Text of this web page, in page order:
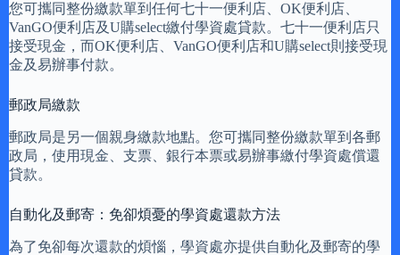
您可攜同整份繳款單到任何七十一便利店、OK便利店、
VanGO便利店及U購select繳付學資處貸款。七十一便利店只
接受現金，而OK便利店、VanGO便利店和U購select則接受現
金及易辦事付款。
郵政局繳款
郵政局是另一個親身繳款地點。您可攜同整份繳款單到各郵
政局，使用現金、支票、銀行本票或易辦事繳付學資處償還
貸款。
自動化及郵寄：免卻煩憂的學資處還款方法
為了免卻每次還款的煩惱，學資處亦提供自動化及郵寄的學